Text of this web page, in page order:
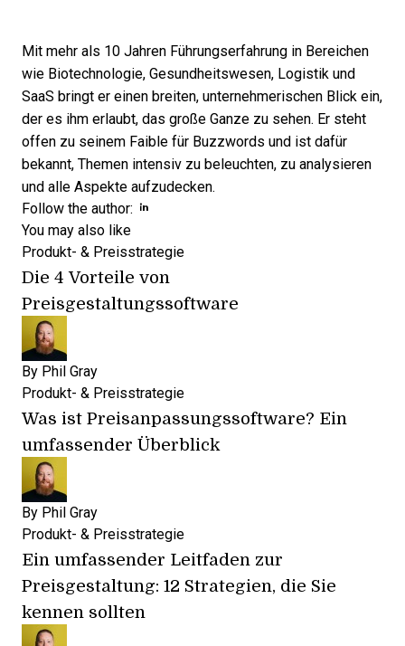
Mit mehr als 10 Jahren Führungserfahrung in Bereichen
wie Biotechnologie, Gesundheitswesen, Logistik und
SaaS bringt er einen breiten, unternehmerischen Blick ein,
der es ihm erlaubt, das große Ganze zu sehen. Er steht
offen zu seinem Faible für Buzzwords und ist dafür
bekannt, Themen intensiv zu beleuchten, zu analysieren
und alle Aspekte aufzudecken.
Follow the author: Opens new window
You may also like
Produkt- & Preisstrategie
Die 4 Vorteile von
Preisgestaltungssoftware
By Phil Gray
Produkt- & Preisstrategie
Was ist Preisanpassungssoftware? Ein
umfassender Überblick
By Phil Gray
Produkt- & Preisstrategie
Ein umfassender Leitfaden zur
Preisgestaltung: 12 Strategien, die Sie
kennen sollten